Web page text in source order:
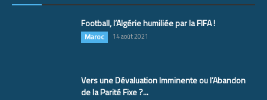
Football, l’Algérie humiliée par la FIFA !
Maroc 14 août 2021
Vers une Dévaluation Imminente ou l’Abandon
de la Parité Fixe ?...